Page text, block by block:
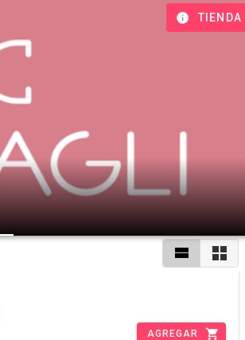
TIENDA
AGREGAR